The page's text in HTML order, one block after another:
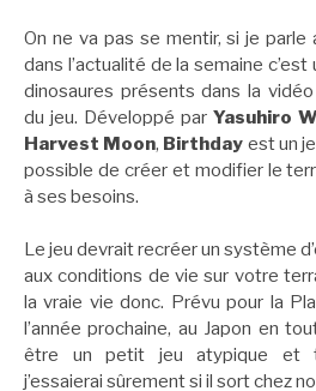
On ne va pas se mentir, si je parle
dans l’actualité de la semaine
dinosaures présents dans la
du jeu. Développé par Yasuhiro
Harvest Moon, Birthday est un
possible de créer et modifier le
à ses besoins.
Le jeu devrait recréer un système
aux conditions de vie sur votre
la vraie vie donc. Prévu pour la
l’année prochaine, au Japon en
être un petit jeu atypique et
j’essaierai sûrement si il sort chez